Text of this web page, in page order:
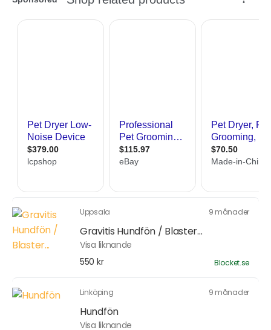
Uppsala 9 månader
Gravitis Hundfön / Blaster...
Visa liknande
550 kr
Blocket.se
Linköping 9 månader
Hundfön
Visa liknande